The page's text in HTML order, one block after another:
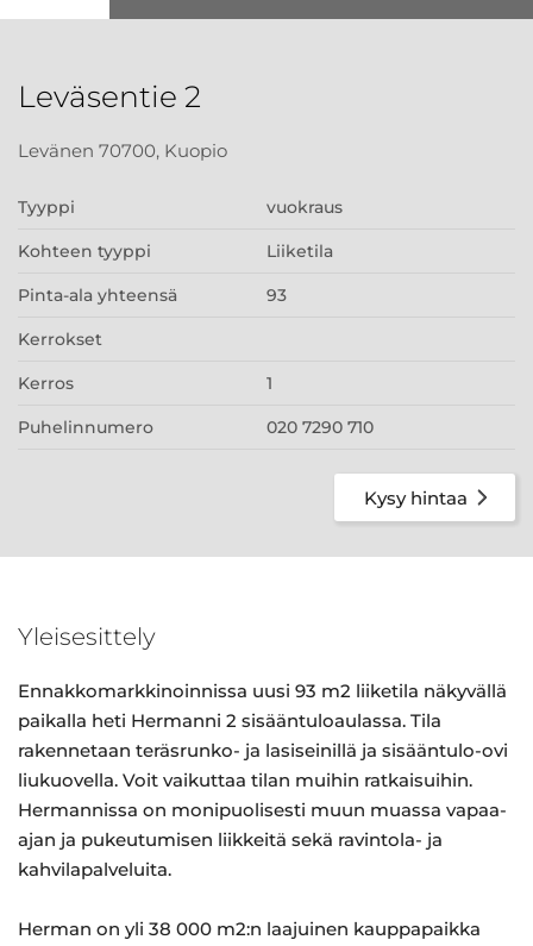
Leväsentie 2
Levänen 70700, Kuopio
Tyyppi vuokraus
Kohteen tyyppi Liiketila
Pinta-ala yhteensä 93
Kerrokset
Kerros 1
Puhelinnumero 020 7290 710
Kysy hintaa
Yleisesittely
Ennakkomarkkinoinnissa uusi 93 m2 liiketila näkyvällä
paikalla heti Hermanni 2 sisääntuloaulassa. Tila
rakennetaan teräsrunko- ja lasiseinillä ja sisääntulo-ovi
liukuovella. Voit vaikuttaa tilan muihin ratkaisuihin.
Hermannissa on monipuolisesti muun muassa vapaa-
ajan ja pukeutumisen liikkeitä sekä ravintola- ja
kahvilapalveluita.
Herman on yli 38 000 m2:n laajuinen kauppapaikka